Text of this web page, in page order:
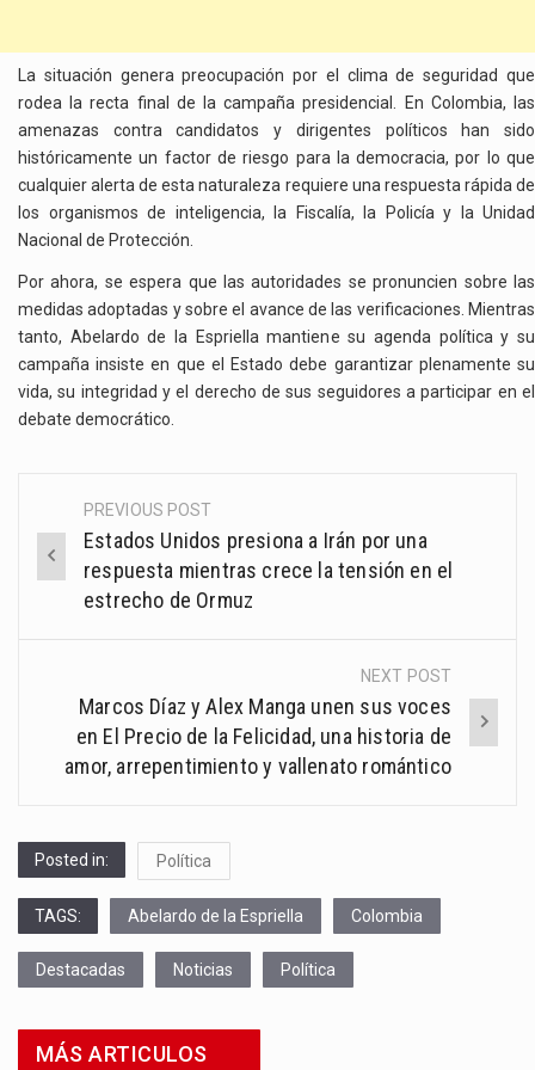
La situación genera preocupación por el clima de seguridad que
rodea la recta final de la campaña presidencial. En Colombia, las
amenazas contra candidatos y dirigentes políticos han sido
históricamente un factor de riesgo para la democracia, por lo que
cualquier alerta de esta naturaleza requiere una respuesta rápida de
los organismos de inteligencia, la Fiscalía, la Policía y la Unidad
Nacional de Protección.
Por ahora, se espera que las autoridades se pronuncien sobre las
medidas adoptadas y sobre el avance de las verificaciones. Mientras
tanto, Abelardo de la Espriella mantiene su agenda política y su
campaña insiste en que el Estado debe garantizar plenamente su
vida, su integridad y el derecho de sus seguidores a participar en el
debate democrático.
Post
navigation
PREVIOUS POST
Estados Unidos presiona a Irán por una
respuesta mientras crece la tensión en el
estrecho de Ormuz
NEXT POST
Marcos Díaz y Alex Manga unen sus voces
en El Precio de la Felicidad, una historia de
amor, arrepentimiento y vallenato romántico
Posted in: Política
TAGS: Abelardo de la Espriella Colombia
Destacadas Noticias Política
MÁS ARTICULOS